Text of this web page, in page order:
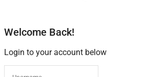
Welcome Back!
Login to your account below